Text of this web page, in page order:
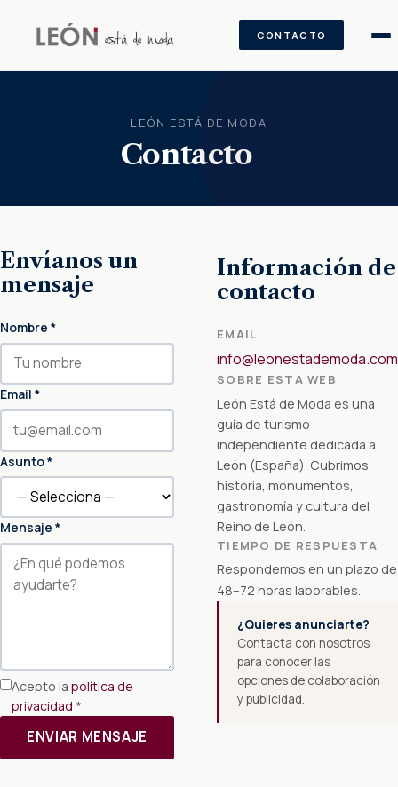
CONTACTO
LEÓN ESTÁ DE MODA
Contacto
Envíanos un
mensaje
Nombre *
Email *
Asunto *
Mensaje *
Acepto la política de
privacidad *
ENVIAR MENSAJE
Información de
contacto
EMAIL
info@leonestademoda.com
SOBRE ESTA WEB
León Está de Moda es una
guía de turismo
independiente dedicada a
León (España). Cubrimos
historia, monumentos,
gastronomía y cultura del
Reino de León.
TIEMPO DE RESPUESTA
Respondemos en un plazo de
48–72 horas laborables.
¿Quieres anunciarte?
Contacta con nosotros
para conocer las
opciones de colaboración
y publicidad.